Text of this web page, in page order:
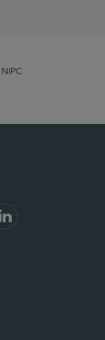
| NIPC